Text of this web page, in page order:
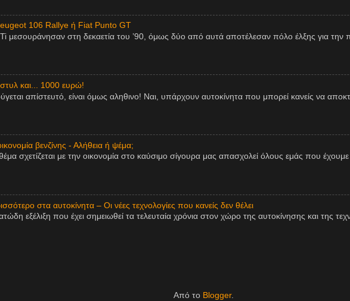
106 Rallye ή Fiat Punto GT
μεσουράνησαν στη δεκαετία του ’90, όμως δύο από αυτά αποτέλεσαν πόλο έλξης για την
και... 1000 ευρώ!
απίστευτό, είναι όμως αληθινο! Ναι, υπάρχουν αυτοκίνητα που μπορεί κανείς να
βενζίνης - Αλήθεια ή ψέμα;
σχετίζεται με την οικονομία στο καύσιμο σίγουρα μας απασχολεί όλους εμάς που
στα αυτοκίνητα – Οι νέες τεχνολογίες που κανείς δεν θέλει
εξέλιξη που έχει σημειωθεί τα τελευταία χρόνια στον χώρο της αυτοκίνησης και της
Από το Blogger.